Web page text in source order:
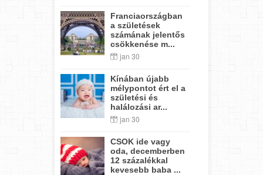
Franciaországban
a születések
számának jelentős
csökkenése m...
jan 30
Kínában újabb
mélypontot ért el a
születési és
halálozási ar...
jan 30
CSOK ide vagy
oda, decemberben
12 százalékkal
kevesebb baba ...